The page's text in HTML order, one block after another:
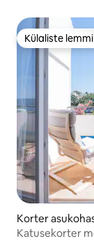
Külaliste
Külaliste
Korter
Katusekorter